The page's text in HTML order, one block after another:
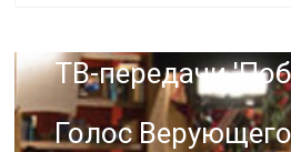
ТВ-передачи
Голос